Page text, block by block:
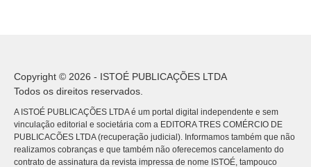
Copyright © 2026 - ISTOÉ PUBLICAÇÕES LTDA
Todos os direitos reservados.
A ISTOÉ PUBLICAÇÕES LTDA é um portal digital independente e sem
vinculação editorial e societária com a EDITORA TRES COMÉRCIO DE
PUBLICACÕES LTDA (recuperação judicial). Informamos também que não
realizamos cobranças e que também não oferecemos cancelamento do
contrato de assinatura da revista impressa de nome ISTOÉ, tampouco